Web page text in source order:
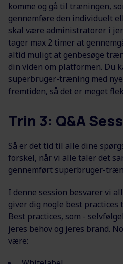
komme og gå til træningen,
gennemføre den individuelt
skal være administratorer i
tager max 2 timer at
altid muligt at genbesøge
din viden om platformen. Du
superbruger-træning med
fremtiden, så det er meget
Trin 3: Q&A
Så er det tid til alle dine
forskel, når vi alle taler det
gennemført superbruger-
I denne session besvarer vi
giver dig nogle best
Best practices, som -
jeres behov og jeres brand.
være: